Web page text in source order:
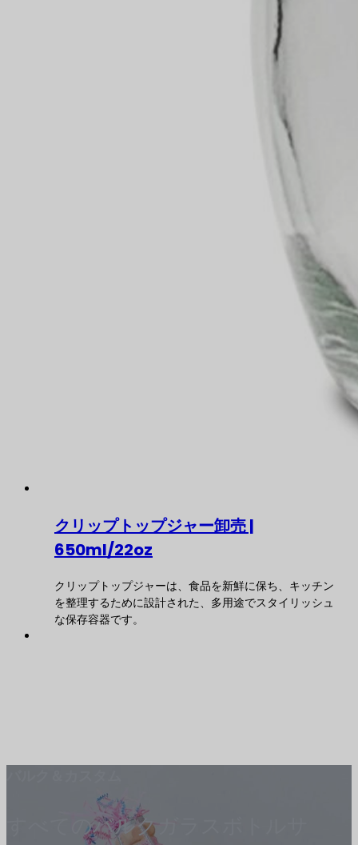
クリップトップジャー卸売 |
650ml/22oz
クリップトップジャーは、食品を新鮮に保ち、キッチン
を整理するために設計された、多用途でスタイリッシュ
な保存容器です。
すべてのバルクガラスボトルサ